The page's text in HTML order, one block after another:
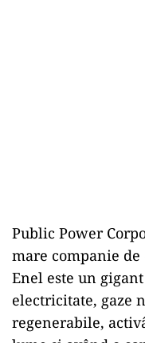
Public Power
mare companie
Enel este un
electricitate, gaze
regenerabile,